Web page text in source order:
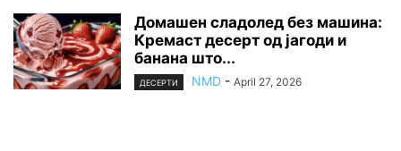
Домашен сладолед без машина:
Кремаст десерт од јагоди и
банана што...
ДЕСЕРТИ NMD - April 27, 2026